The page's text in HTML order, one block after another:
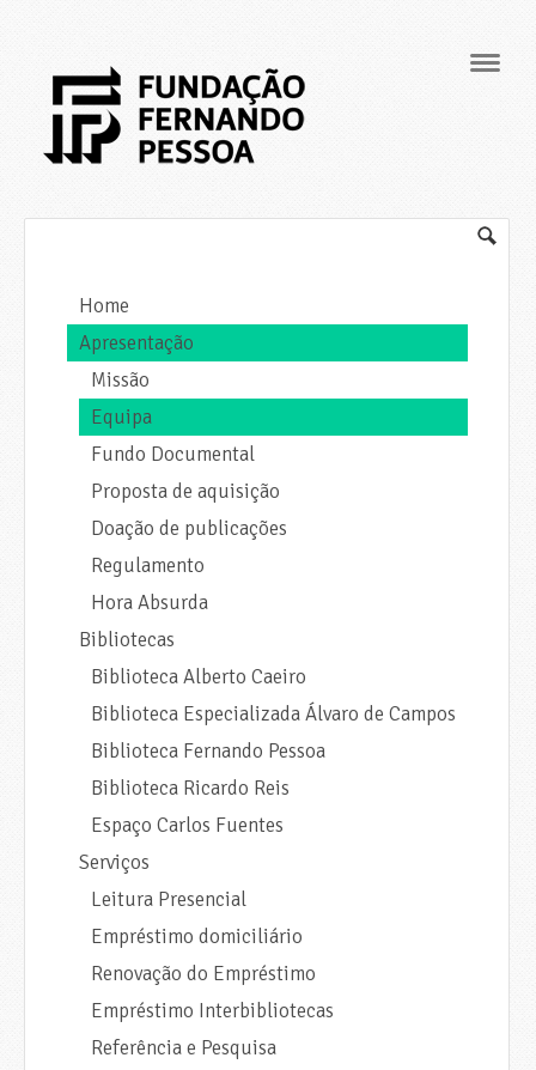
Home
Apresentação
Missão
Equipa
Fundo Documental
Proposta de aquisição
Doação de publicações
Regulamento
Hora Absurda
Bibliotecas
Biblioteca Alberto Caeiro
Biblioteca Especializada Álvaro de Campos
Biblioteca Fernando Pessoa
Biblioteca Ricardo Reis
Espaço Carlos Fuentes
Serviços
Leitura Presencial
Empréstimo domiciliário
Renovação do Empréstimo
Empréstimo Interbibliotecas
Referência e Pesquisa